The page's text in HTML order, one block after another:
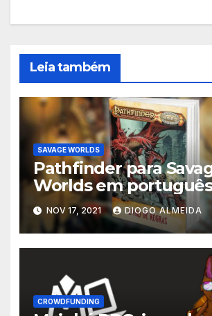
Leia também
SAVAGE WORLDS
Pathfinder para
Worlds em
sobre a adaptação
NOV 17, 2021 DIOGO ALMEIDA
CROWDFUNDING